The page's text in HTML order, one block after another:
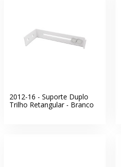
2012-16 - Suporte Duplo
Trilho Retangular - Branco